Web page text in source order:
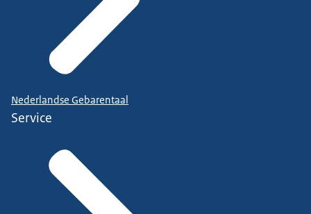
Nederlandse Gebarentaal
Service